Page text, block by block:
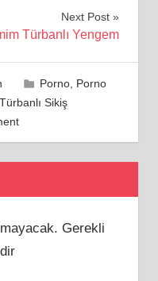
Next Post
Türbanlı Yengem
Porno Porno
Türbanlı Sikiş
Gerekli